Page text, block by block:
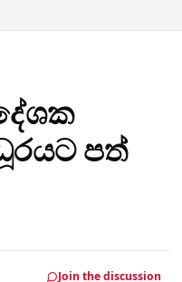
පත්
Join the discussion